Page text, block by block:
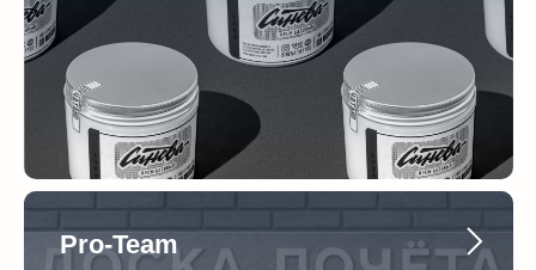
Pro-Team